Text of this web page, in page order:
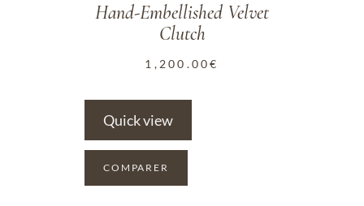
Hand-Embellished Velvet
Clutch
1,200.00€
Quick view
COMPARER